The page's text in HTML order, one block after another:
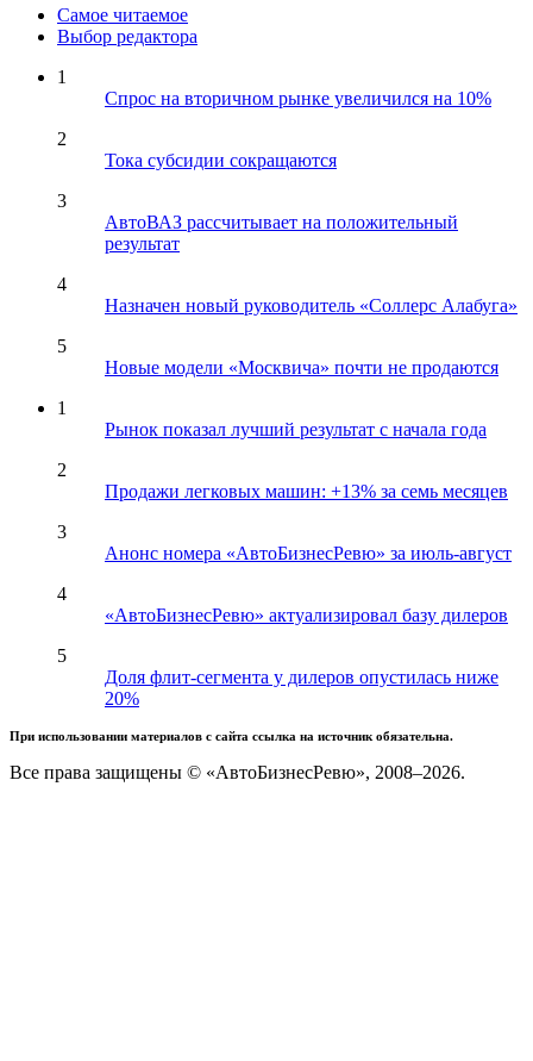
Самое читаемое
Выбор редактора
1
Спрос на вторичном рынке увеличился на 10%
2
Тока субсидии сокращаются
3
АвтоВАЗ рассчитывает на положительный
результат
4
Назначен новый руководитель «Соллерс Алабуга»
5
Новые модели «Москвича» почти не продаются
1
Рынок показал лучший результат с начала года
2
Продажи легковых машин: +13% за семь месяцев
3
Анонс номера «АвтоБизнесРевю» за июль-август
4
«АвтоБизнесРевю» актуализировал базу дилеров
5
Доля флит-сегмента у дилеров опустилась ниже
20%
При использовании материалов с сайта ссылка на источник обязательна.
Все права защищены © «АвтоБизнесРевю», 2008–2026.